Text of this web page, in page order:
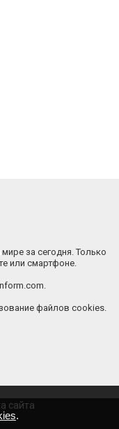
за сегодня. Только
или смартфоне.
файлов cookies.
сайта
.